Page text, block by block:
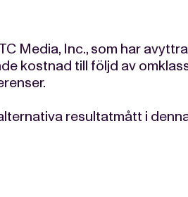
Media, Inc., som har
kostnad till följd av
resultatmått i